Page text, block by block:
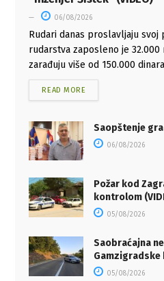
06/08/2026
Rudari danas proslavljaju svoj
rudarstva zaposleno je
zarađuju više od 150.000
READ MORE
Saopštenje
06/08/2026
Požar kod
kontrolom
05/08/2026
Saobraćajna
Gamzigradske
05/08/2026